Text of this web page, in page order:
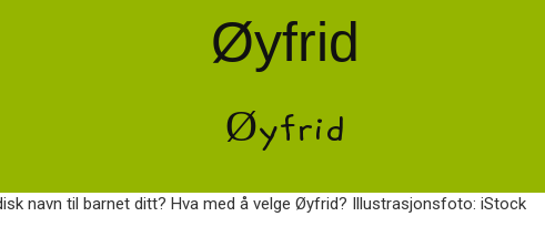
Øyfrid
Øyfrid
navn til barnet ditt? Hva med å velge Øyfrid? Illustrasjonsfoto: iStock